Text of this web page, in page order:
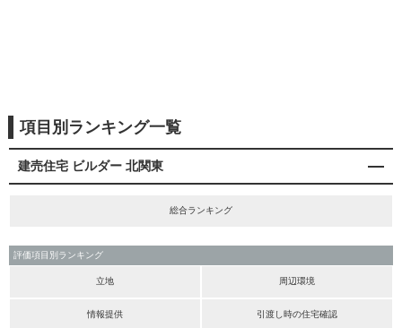
項目別ランキング一覧
建売住宅 ビルダー 北関東
総合ランキング
評価項目別ランキング
立地 周辺環境
情報提供 引渡し時の住宅確認